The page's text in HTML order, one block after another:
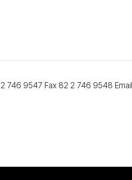
746 9547 Fax 82 2 746 9548